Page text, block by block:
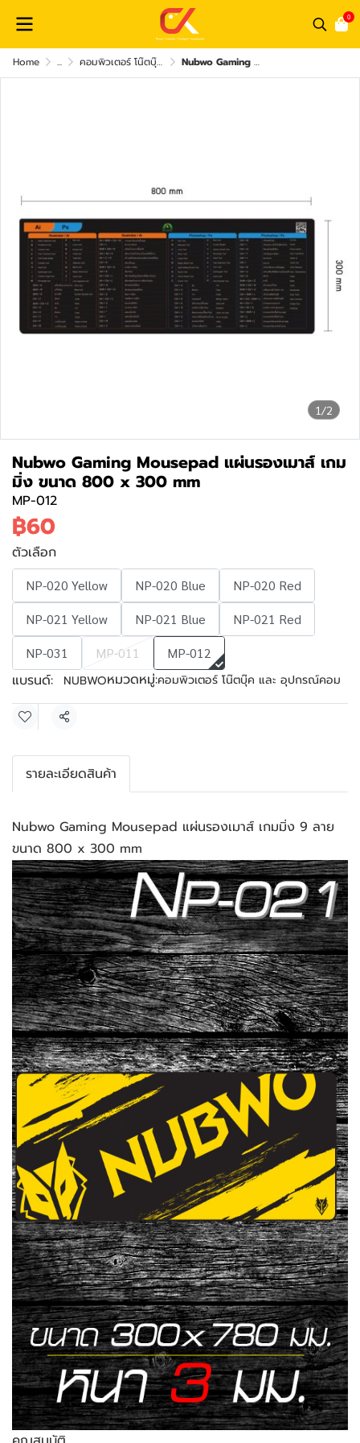
0
Home ... คอมพิวเตอร์ โน๊ตบุ๊ค และ อุปกรณ์คอม Nubwo Gaming Mousepad แผ่นรองเมาส์ เกมมิ่ง ขนาด 800 x 300 mm
1/2
Nubwo Gaming Mousepad แผ่นรองเมาส์ เกม
มิ่ง ขนาด 800 x 300 mm
MP-012
฿60
ตัวเลือก
NP-020 Yellow NP-020 Blue
NP-020 Red
NP-021 Yellow
NP-021 Blue
NP-021 Red
NP-031
MP-011 MP-012
แบรนด์: NUBWOหมวดหมู่:คอมพิวเตอร์ โน๊ตบุ๊ค และ อุปกรณ์คอม
แชร์
รายละเอียดสินค้า
Nubwo Gaming Mousepad แผ่นรองเมาส์ เกมมิ่ง 9 ลาย
ขนาด 800 x 300 mm